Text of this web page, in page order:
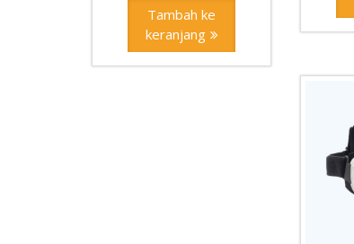
adalah:
$80.00.
ini
adalah:
$65.00.
Tambah ke
keranjang